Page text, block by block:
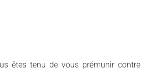
êtes tenu de vous prémunir contre